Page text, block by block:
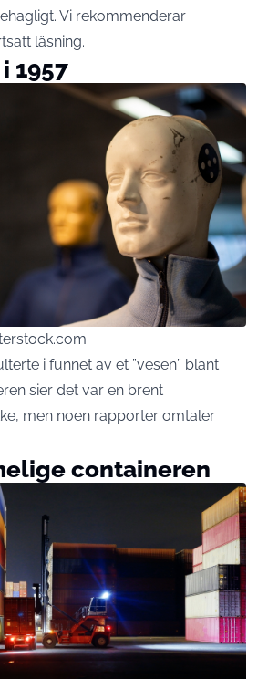
Vi rekommenderar
läsning.
1957
i funnet av et ”vesen” blant
sier det var en brent
men noen rapporter omtaler
containeren